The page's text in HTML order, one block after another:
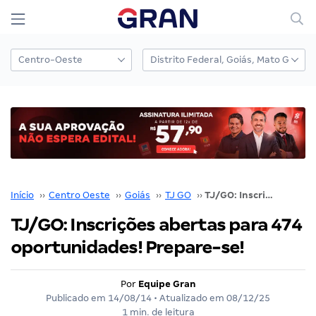
Início ›› Centro Oeste ›› Goiás ›› TJ GO ›› TJ/GO: Inscrições abertas para 474 oportunidades! Prepare-se!
TJ/GO: Inscrições abertas para 474
oportunidades! Prepare-se!
Por Equipe Gran
Publicado em 14/08/14 • Atualizado em 08/12/25
1 min. de leitura